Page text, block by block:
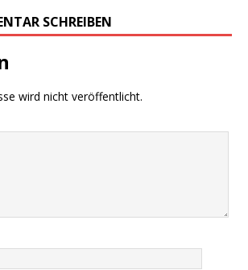
SCHREIBEN
wird nicht veröffentlicht.